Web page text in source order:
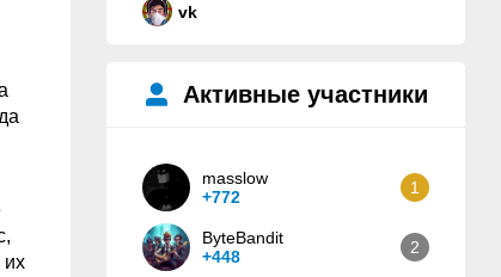
их
vk
Активные участники
masslow
+772
1
ByteBandit
+448
2